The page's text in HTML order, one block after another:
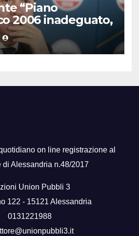
“Piano
2006 inadeguato,
precedenti”
on line registrazione al
di Alessandria n.48/2017
Union Pubbli 3
122 - 15121 Alessandria
0131221988